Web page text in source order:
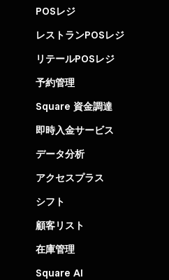
POSレジ
レストランPOSレジ
リテールPOSレジ
予約管理
Square 資金調達
即時入金サービス
データ分析
アクセスプラス
シフト
顧客リスト
在庫管理
Square AI